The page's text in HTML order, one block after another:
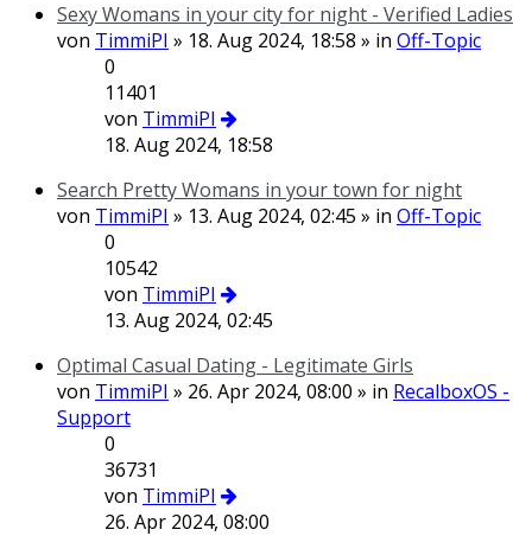
Sexy Womans in your city for night - Verified Ladies
von TimmiPI » 18. Aug 2024, 18:58 » in Off-Topic
0
11401
von TimmiPI
18. Aug 2024, 18:58
Search Pretty Womans in your town for night
von TimmiPI » 13. Aug 2024, 02:45 » in Off-Topic
0
10542
von TimmiPI
13. Aug 2024, 02:45
Optimal Сasual Dating - Legitimate Girls
von TimmiPI » 26. Apr 2024, 08:00 » in RecalboxOS -
Support
0
36731
von TimmiPI
26. Apr 2024, 08:00